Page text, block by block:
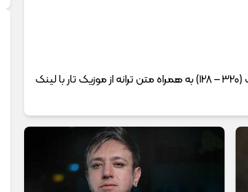
دانلود آهنگ های امین رستمی با دو کیفیت (320 – 128) به همراه متن ترانه از موزیک تار با لینک